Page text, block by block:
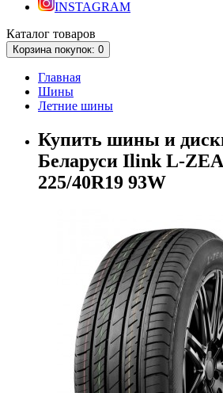
INSTAGRAM
Каталог товаров
Корзинапокупок: 0
Главная
Шины
Летние шины
Купить шины и
Беларуси Ilink L-
225/40R19 93W